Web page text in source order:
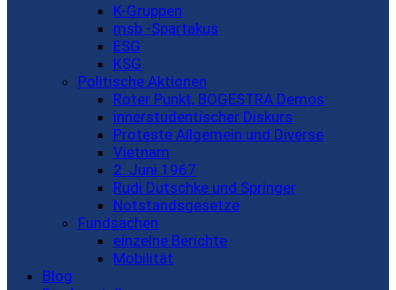
K-Gruppen
msb -Spartakus
ESG
KSG
Politische Aktionen
Roter Punkt, BOGESTRA Demos
innerstudentischer Diskurs
Proteste Allgemein und Diverse
Vietnam
2. Juni 1967
Rudi Dutschke und Springer
Notstandsgesetze
Fundsachen
einzelne Berichte
Mobilität
Blog